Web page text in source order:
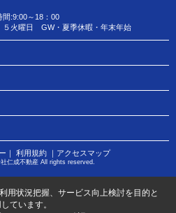
間:9:00～18：00
火曜日 GW・夏季休暇・年末年始
｜ 利用規約｜ アクセスマップ
仁成不動産 All rights reserved.
用状況把握、サービス向上検討を目的と
ています。